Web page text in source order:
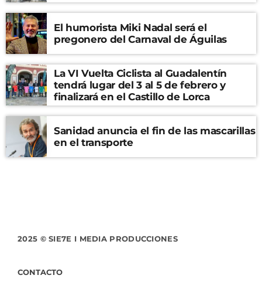
El humorista Miki Nadal será el
pregonero del Carnaval de Águilas
La VI Vuelta Ciclista al Guadalentín
tendrá lugar del 3 al 5 de febrero y
finalizará en el Castillo de Lorca
Sanidad anuncia el fin de las mascarillas
en el transporte
2025 © SIE7E I MEDIA PRODUCCIONES
CONTACTO